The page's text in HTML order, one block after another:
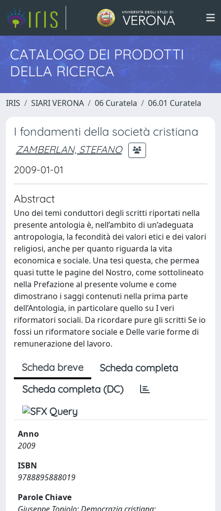
CATALOGO DEI PRODOTTI
DELLA RICERCA
IRIS SIARI VERONA 06 Curatela 06.01 Curatela
I fondamenti della società cristiana
ZAMBERLAN, STEFANO
2009-01-01
Abstract
Uno dei temi conduttori degli scritti riportati nella
presente antologia è, nell’ambito di un’adeguata
antropologia, la fecondità dei valori etici e dei valori
religiosi, anche per quanto riguarda la vita
economica e sociale. Una tesi questa, che permea
quasi tutte le pagine del Nostro, come sottolineato
nella Prefazione al presente volume e come
dimostrano i saggi contenuti nella prima parte
dell’Antologia, in particolare quello su I veri
riformatori sociali. Da ricordare pure gli scritti Se io
fossi un riformatore sociale e Delle varie forme di
remunerazione del lavoro.
Scheda breve
Scheda completa
Scheda completa (DC)
Anno
2009
ISBN
9788895888019
Parole Chiave